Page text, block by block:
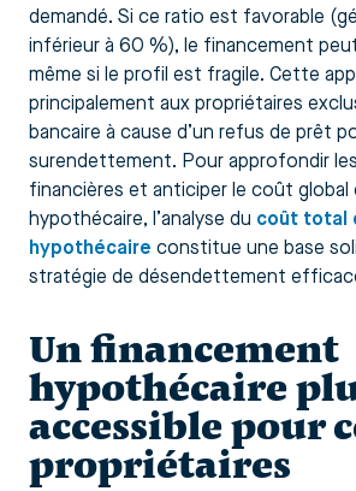
demandé. Si ce ratio est favorable
inférieur à 60 %), le financement
même si le profil est fragile. Cette
principalement aux propriétaires
bancaire à cause d’un refus de prêt
surendettement. Pour approfondir
financières et anticiper le coût global
hypothécaire, l’analyse du coût total
hypothécaire constitue une base
stratégie de désendettement
Un financement
hypothécaire
accessible pour
propriétaires